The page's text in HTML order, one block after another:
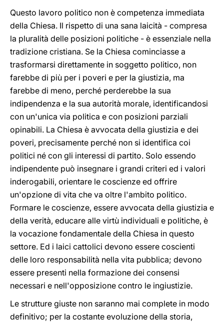
Questo lavoro politico non è competenza immediata
della Chiesa. Il rispetto di una sana laicità - compresa
la pluralità delle posizioni politiche - è essenziale nella
tradizione cristiana. Se la Chiesa cominciasse a
trasformarsi direttamente in soggetto politico, non
farebbe di più per i poveri e per la giustizia, ma
farebbe di meno, perché perderebbe la sua
indipendenza e la sua autorità morale, identificandosi
con un'unica via politica e con posizioni parziali
opinabili. La Chiesa è avvocata della giustizia e dei
poveri, precisamente perché non si identifica coi
politici né con gli interessi di partito. Solo essendo
indipendente può insegnare i grandi criteri ed i valori
inderogabili, orientare le coscienze ed offrire
un'opzione di vita che va oltre l'ambito politico.
Formare le coscienze, essere avvocata della giustizia e
della verità, educare alle virtù individuali e politiche, è
la vocazione fondamentale della Chiesa in questo
settore. Ed i laici cattolici devono essere coscienti
delle loro responsabilità nella vita pubblica; devono
essere presenti nella formazione dei consensi
necessari e nell'opposizione contro le ingiustizie.
Le strutture giuste non saranno mai complete in modo
definitivo; per la costante evoluzione della storia,